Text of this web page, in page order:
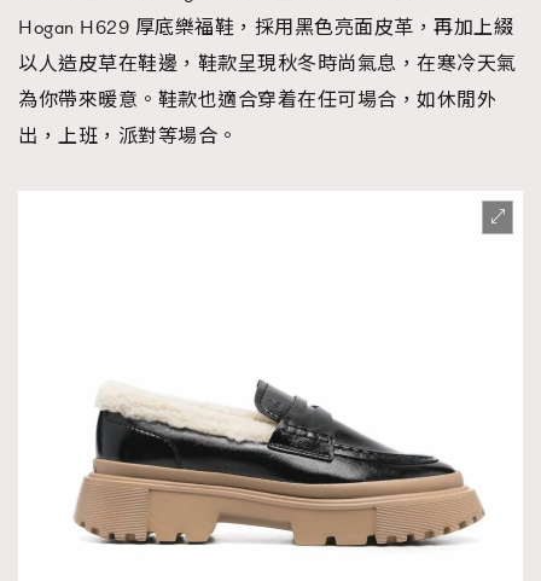
Hogan H629 厚底樂福鞋，採用黑色亮面皮革，再加上綴
以人造皮草在鞋邊，鞋款呈現秋冬時尚氣息，在寒冷天氣
為你帶來暖意。鞋款也適合穿着在任可場合，如休閒外
出，上班，派對等場合。